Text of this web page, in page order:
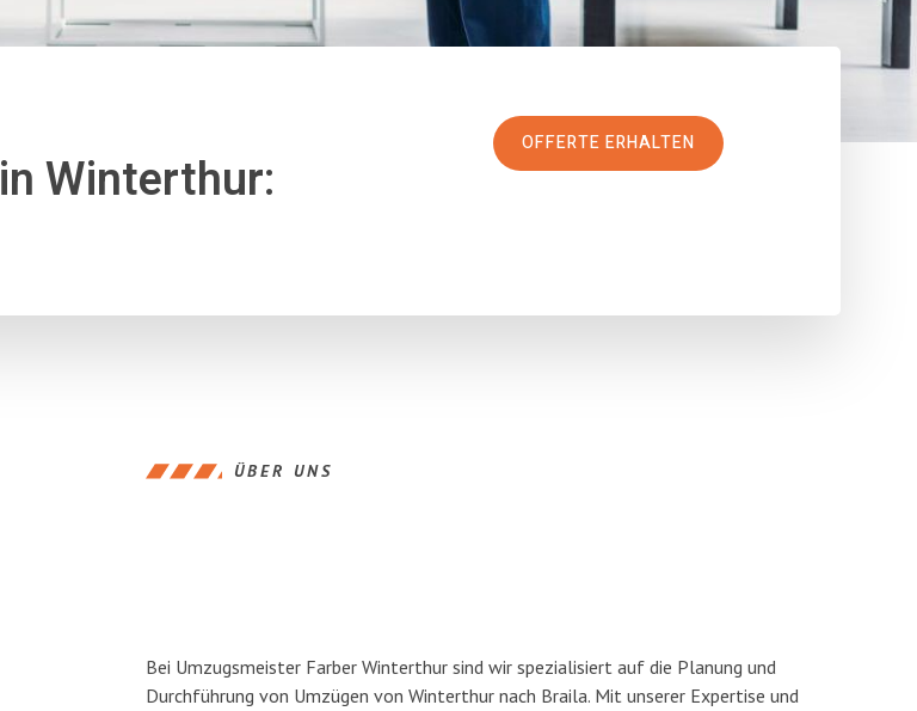
in Winterthur:
OFFERTE ERHALTEN
ÜBER UNS
Bei Umzugsmeister Farber Winterthur sind wir spezialisiert auf die Planung und
Durchführung von Umzügen von Winterthur nach Braila. Mit unserer Expertise und